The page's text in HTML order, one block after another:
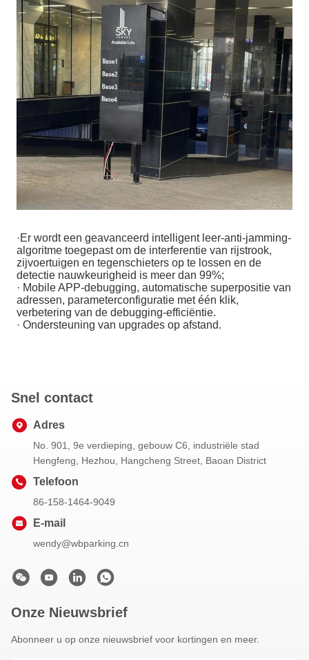
·Er wordt een geavanceerd intelligent leer-anti-jamming-
algoritme toegepast om de interferentie van rijstrook,
zijvoertuigen en tegenschieters op te lossen en de
detectie nauwkeurigheid is meer dan 99%;
· Mobile APP-debugging, automatische superpositie van
adressen, parameterconfiguratie met één klik,
verbetering van de debugging-efficiëntie.
· Ondersteuning van upgrades op afstand.
Snel contact
Adres
No. 901, 9e verdieping, gebouw C6, industriële stad
Hengfeng, Hezhou, Hangcheng Street, Baoan District
Telefoon
86-158-1464-9049
E-mail
wendy@wbparking.cn
Onze Nieuwsbrief
Abonneer u op onze nieuwsbrief voor kortingen en meer.